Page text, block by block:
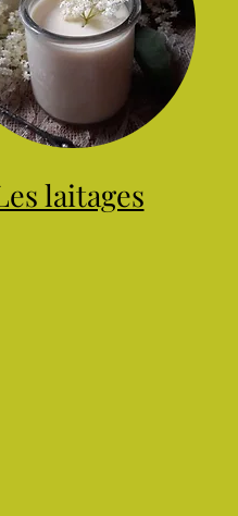
laitages